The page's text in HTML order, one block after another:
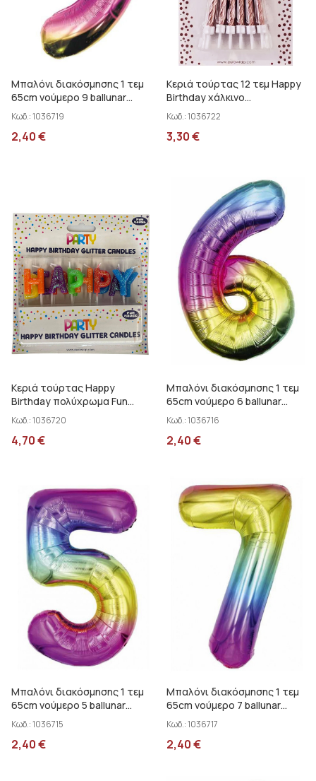
Μπαλόνι διακόσμησης 1 τεμ
65cm νούμερο 9 ballunar
30372-9MC
Κωδ.:1036719
2,40€
Κεριά τούρτας 12 τεμ Happy
Birthday χάλκινο
Clairefontaine 26820-RGC
Κωδ.:1036722
3,30€
Κεριά τούρτας Happy
Birthday πολύχρωμα Fun
House 12825-HBMC
Κωδ.:1036720
4,70€
Μπαλόνι διακόσμησης 1 τεμ
65cm νούμερο 6 ballunar
30372-6MC
Κωδ.:1036716
2,40€
Μπαλόνι διακόσμησης 1 τεμ
65cm νούμερο 5 ballunar
30372-5MC
Κωδ.:1036715
2,40€
Μπαλόνι διακόσμησης 1 τεμ
65cm νούμερο 7 ballunar
30372-7MC
Κωδ.:1036717
2,40€